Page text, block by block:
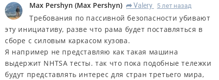
Max Pershyn (Max Pershyn) R Valery 5 лет назад
Требования по пассивной безопасности убивают
эту инициативу, разве что рама будет поставляться в
сборе с силовым каркасом кузова.
Я например не представляю как такая машина
выдержит NHTSA тесты. так что пока подобные тележки
будут представлять интерес для стран третьего мира,